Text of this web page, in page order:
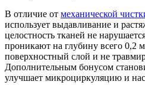
В отличие от механической
использует выдавливание и
целостность тканей не
проникают на глубину всего 0,2
поверхностный слой и не
Дополнительным бонусом
улучшает микроциркуляцию и